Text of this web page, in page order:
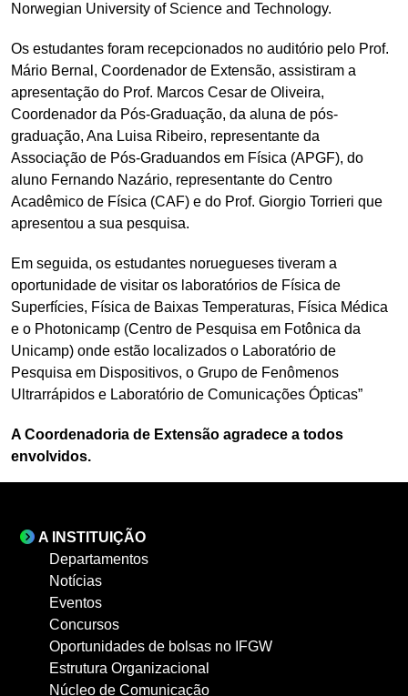
Norwegian University of Science and Technology.
Os estudantes foram recepcionados no auditório pelo Prof.
Mário Bernal, Coordenador de Extensão, assistiram a
apresentação do Prof. Marcos Cesar de Oliveira,
Coordenador da Pós-Graduação, da aluna de pós-
graduação, Ana Luisa Ribeiro, representante da
Associação de Pós-Graduandos em Física (APGF), do
aluno Fernando Nazário, representante do Centro
Acadêmico de Física (CAF) e do Prof. Giorgio Torrieri que
apresentou a sua pesquisa.
Em seguida, os estudantes noruegueses tiveram a
oportunidade de visitar os laboratórios de Física de
Superfícies, Física de Baixas Temperaturas, Física Médica
e o Photonicamp (Centro de Pesquisa em Fotônica da
Unicamp) onde estão localizados o Laboratório de
Pesquisa em Dispositivos, o Grupo de Fenômenos
Ultrarrápidos e Laboratório de Comunicações Ópticas”
A Coordenadoria de Extensão agradece a todos
envolvidos.
A INSTITUIÇÃO
Departamentos
Notícias
Eventos
Concursos
Oportunidades de bolsas no IFGW
Estrutura Organizacional
Núcleo de Comunicação